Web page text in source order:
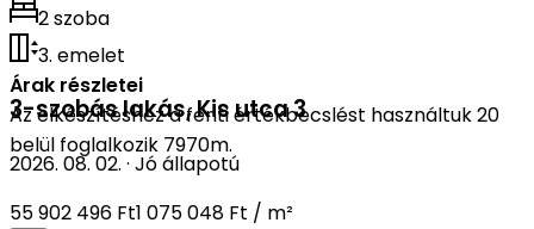
2 szoba
3. emelet
Árak részletei
Az elkészítéshez a fenti értékbecslést használtuk 20
belül foglalkozik 7970m.
3-szobás lakás,Kis utca 3
2026. 08. 02. · Jó állapotú
55 902 496 Ft1 075 048 Ft / m²